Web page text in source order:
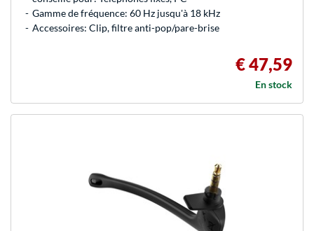
Gamme de fréquence: 60 Hz jusqu'à 18 kHz
Accessoires: Clip, filtre anti-pop/pare-brise
€ 47,59
En stock